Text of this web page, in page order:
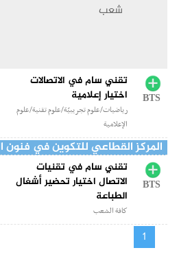
شعب
BTS
تقني سام في الاتصالات
اختيار إعلامية
رياضيات/علوم تجريبيّة/علوم تقنية/علوم
الإعلامية
المركز القطاعي للتكوين في فنون
BTS
تقني سام في تقنيات
الاتصال اختيار تحضير أشغال
الطباعة
كافة الشعب
1